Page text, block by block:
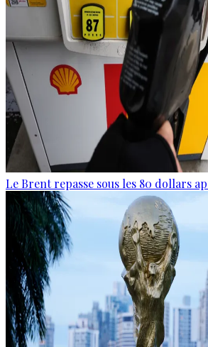
Le Brent repasse sous les 80 dollars